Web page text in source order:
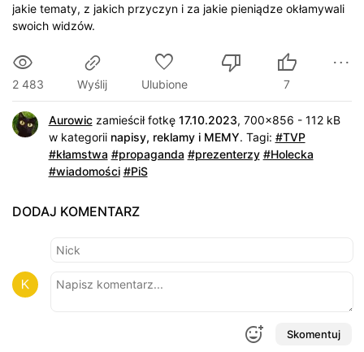
jakie tematy, z jakich przyczyn i za jakie pieniądze okłamywali
swoich widzów.
2 483 Wyślij Ulubione 7
Aurowiczamieścił fotkę 17.10.2023, 700x856 - 112 kB
w kategorii napisy, reklamy i MEMY. Tagi: #TVP
#kłamstwa #propaganda #prezenterzy #Holecka
#wiadomości #PiS
DODAJ KOMENTARZ
Skomentuj